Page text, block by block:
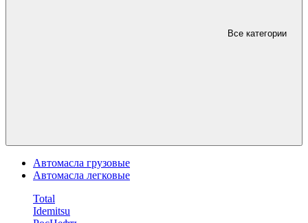
Все категории
Автомасла грузовые
Автомасла легковые
Total
Idemitsu